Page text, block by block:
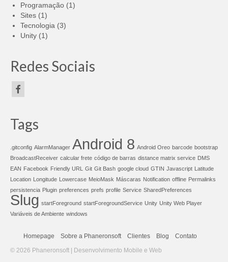
Programação (1)
Sites (1)
Tecnologia (3)
Unity (1)
Redes Sociais
Tags
.gitconfig AlarmManager Android 8 Android Oreo barcode bootstrap
BroadcastReceiver calcular frete código de barras distance matrix service DMS
EAN Facebook Friendly URL Git Git Bash google cloud GTIN Javascript Latitude
Location Longitude Lowercase MeioMask Máscaras Notification offline Permalinks
persistencia Plugin preferences prefs profile Service SharedPreferences
Slug startForeground startForegroundService Unity Unity Web Player
Variáveis de Ambiente windows
Homepage Sobre a Phaneronsoft Clientes Blog
Contato
© 2026 Phaneronsoft | Desenvolvimento Mobile e Web